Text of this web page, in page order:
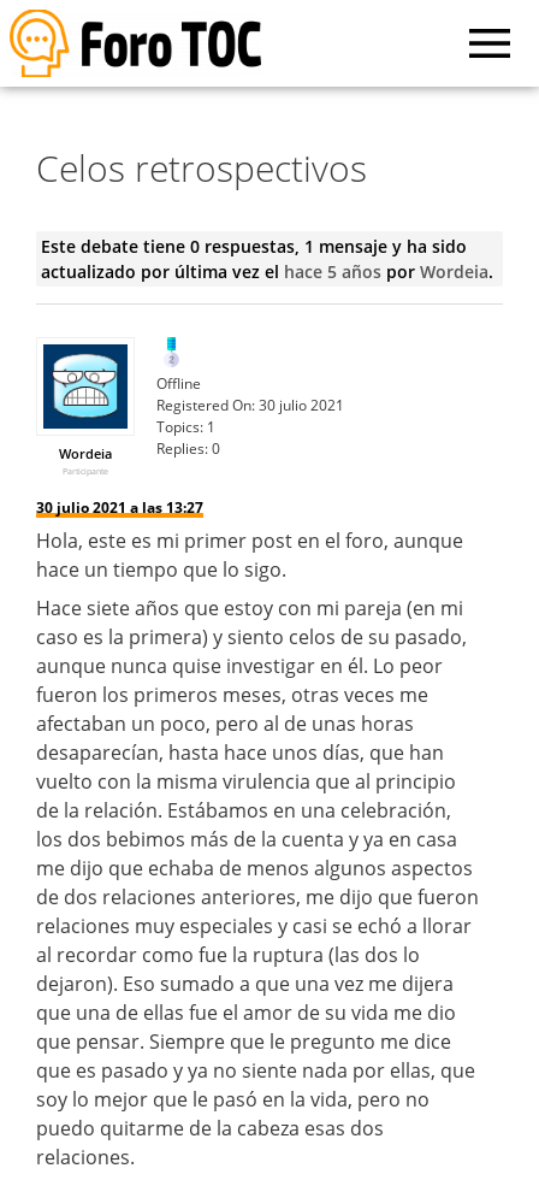
Celos retrospectivos
Este debate tiene 0 respuestas, 1 mensaje y ha sido
actualizado por última vez el hace 5 añospor Wordeia.
Wordeia
Participante
Offline
Registered On:30 julio 2021
Topics: 1
Replies:0
30 julio 2021 a las 13:27
Hola, este es mi primer post en el foro, aunque
hace un tiempo que lo sigo.
Hace siete años que estoy con mi pareja (en mi
caso es la primera) y siento celos de su pasado,
aunque nunca quise investigar en él. Lo peor
fueron los primeros meses, otras veces me
afectaban un poco, pero al de unas horas
desaparecían, hasta hace unos días, que han
vuelto con la misma virulencia que al principio
de la relación. Estábamos en una celebración,
los dos bebimos más de la cuenta y ya en casa
me dijo que echaba de menos algunos aspectos
de dos relaciones anteriores, me dijo que fueron
relaciones muy especiales y casi se echó a llorar
al recordar como fue la ruptura (las dos lo
dejaron). Eso sumado a que una vez me dijera
que una de ellas fue el amor de su vida me dio
que pensar. Siempre que le pregunto me dice
que es pasado y ya no siente nada por ellas, que
soy lo mejor que le pasó en la vida, pero no
puedo quitarme de la cabeza esas dos
relaciones.